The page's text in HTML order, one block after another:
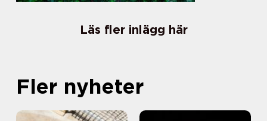
Läs fler inlägg här
Fler nyheter